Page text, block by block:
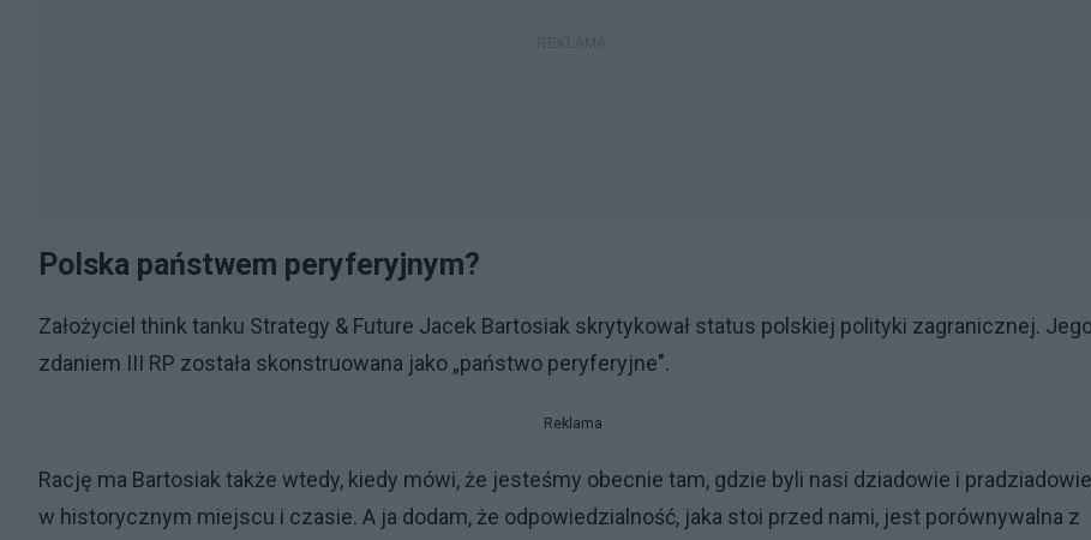
Polska państwem peryferyjnym?
Założyciel think tanku Strategy & Future Jacek Bartosiak skrytykował status polskiej polityki zagranicznej.
zdaniem III RP została skonstruowana jako „państwo peryferyjne".
Reklama
Rację ma Bartosiak także wtedy, kiedy mówi, że jesteśmy obecnie tam, gdzie byli nasi dziadowie i
w historycznym miejscu i czasie. A ja dodam, że odpowiedzialność, jaka stoi przed nami, jest porównywalna z